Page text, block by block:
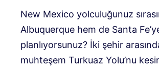
New Mexico yolculuğunuz
Albuquerque hem de Santa
planlıyorsunuz? İki şehir
muhteşem Turkuaz Yolu’nu